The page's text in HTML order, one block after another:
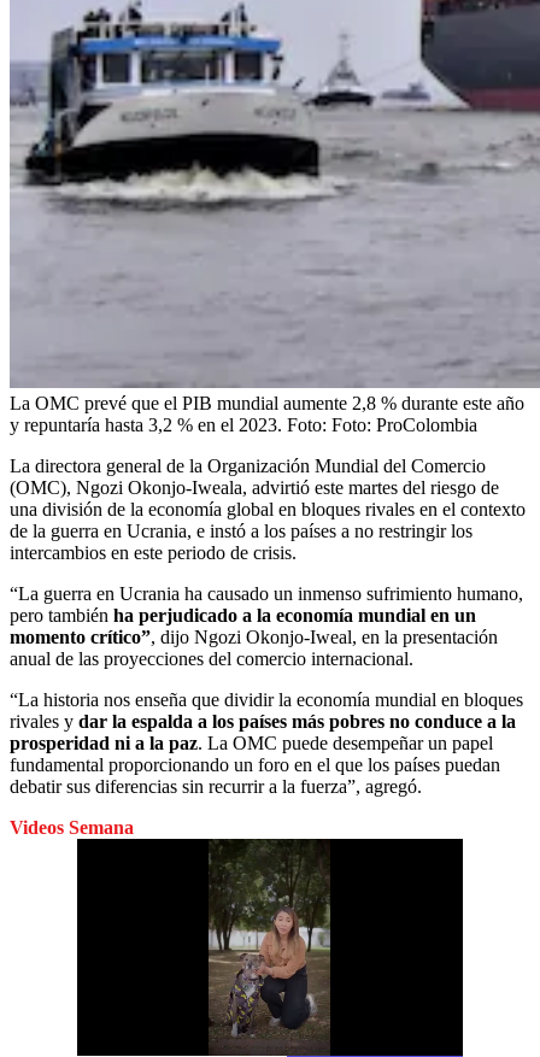
La OMC prevé que el PIB mundial aumente 2,8 % durante este año
y repuntaría hasta 3,2 % en el 2023. Foto: Foto: ProColombia
La directora general de la Organización Mundial del Comercio
(OMC), Ngozi Okonjo-Iweala, advirtió este martes del riesgo de
una división de la economía global en bloques rivales en el contexto
de la guerra en Ucrania, e instó a los países a no restringir los
intercambios en este periodo de crisis.
“La guerra en Ucrania ha causado un inmenso sufrimiento humano,
pero también ha perjudicado a la economía mundial en un
momento crítico”, dijo Ngozi Okonjo-Iweal, en la presentación
anual de las proyecciones del comercio internacional.
“La historia nos enseña que dividir la economía mundial en bloques
rivales y dar la espalda a los países más pobres no conduce a la
prosperidad ni a la paz. La OMC puede desempeñar un papel
fundamental proporcionando un foro en el que los países puedan
debatir sus diferencias sin recurrir a la fuerza”, agregó.
Videos Semana